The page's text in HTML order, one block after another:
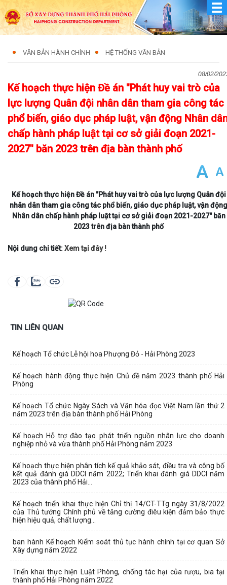
VĂN BẢN HÀNH CHÍNH HỆ THỐNG VĂN BẢN
08/02/
Kế hoạch thực hiện Đề án "Phát huy vai trò của
lực lượng Quân đội nhân dân tham gia công tác
phổ biến, giáo dục pháp luật, vận động Nhân
chấp hành pháp luật tại cơ sở giải đoạn 2021-
2027" băn 2023 trên địa bàn thành phố
Kế hoạch thực hiện Đề án "Phát huy vai trò của lực lượng Quân đội
nhân dân tham gia công tác phổ biến, giáo dục pháp luật, vận động
Nhân dân chấp hành pháp luật tại cơ sở giải đoạn 2021-2027" băn
2023 trên địa bàn thành phố
Nội dung chi tiết:Xem tại đây !
TIN LIÊN QUAN
Kế hoạch Tổ chức Lễ hội hoa Phượng Đỏ - Hải Phòng 2023
Kế hoạch hành động thực hiện Chủ đề năm 2023 thành phố Hải
Phòng
Kế hoạch Tổ chức Ngày Sách và Văn hóa đọc Việt Nam lần thứ 2
năm 2023 trên địa bàn thành phố Hải Phòng
Kế hoạch Hỗ trợ đào tạo phát triển nguồn nhân lực cho doanh
nghiệp nhỏ và vừa thành phố Hải Phòng năm 2023
Kế hoạch thực hiện phân tích kế quả khảo sát, điều tra và công bố
kết quả đánh giá DDCI năm 2022; Triển khai đánh giá DDCI năm
2023 của thành phố Hải...
Kế hoạch triển khai thực hiện Chỉ thị 14/CT-TTg ngày 31/8/2022
của Thủ tướng Chính phủ về tăng cường điêu kiện đảm bảo thực
hiện hiệu quả, chất lượng...
ban hành Kế hoạch Kiểm soát thủ tục hành chính tại cơ quan Sở
Xây dựng năm 2022
Triển khai thực hiện Luật Phòng, chống tác hại của rượu, bia tại
thành phố Hải Phòng năm 2022